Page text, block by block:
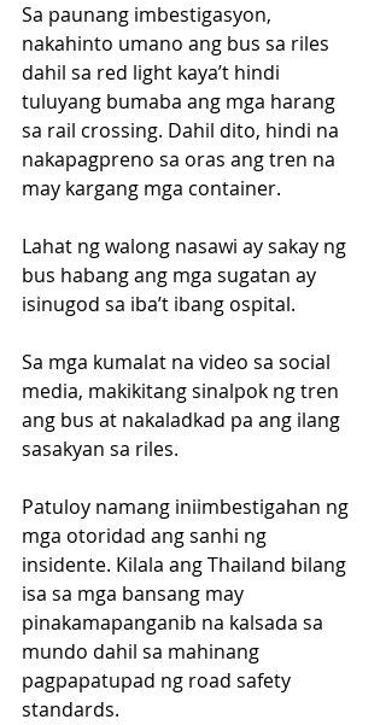
Sa paunang imbestigasyon,
nakahinto umano ang bus sa riles
dahil sa red light kaya’t hindi
tuluyang bumaba ang mga harang
sa rail crossing. Dahil dito, hindi na
nakapagpreno sa oras ang tren na
may kargang mga container.
Lahat ng walong nasawi ay sakay ng
bus habang ang mga sugatan ay
isinugod sa iba’t ibang ospital.
Sa mga kumalat na video sa social
media, makikitang sinalpok ng tren
ang bus at nakaladkad pa ang ilang
sasakyan sa riles.
Patuloy namang iniimbestigahan ng
mga otoridad ang sanhi ng
insidente. Kilala ang Thailand bilang
isa sa mga bansang may
pinakamapanganib na kalsada sa
mundo dahil sa mahinang
pagpapatupad ng road safety
standards.